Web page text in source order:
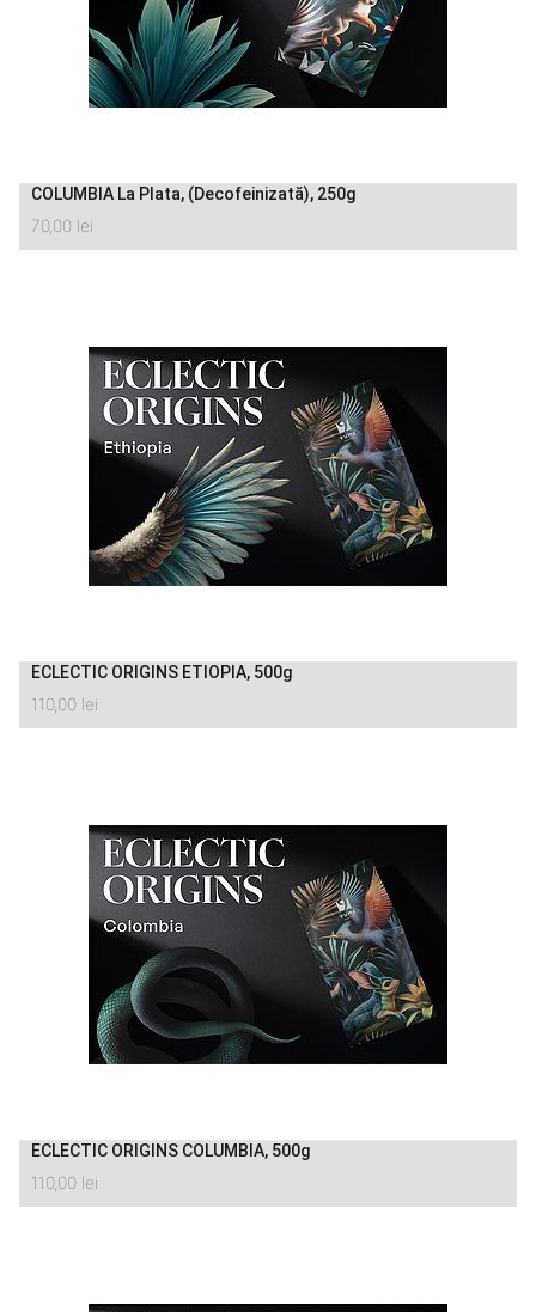
COLUMBIA La Plata, (Decofeinizată), 250g
70,00 lei
ECLECTIC ORIGINS ETIOPIA, 500g
110,00 lei
ECLECTIC ORIGINS COLUMBIA, 500g
110,00 lei